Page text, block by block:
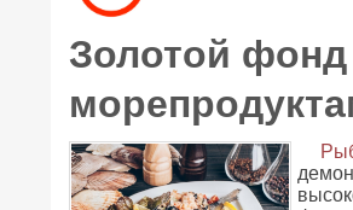
Золотой